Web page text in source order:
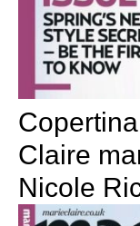
Claire
Nicole